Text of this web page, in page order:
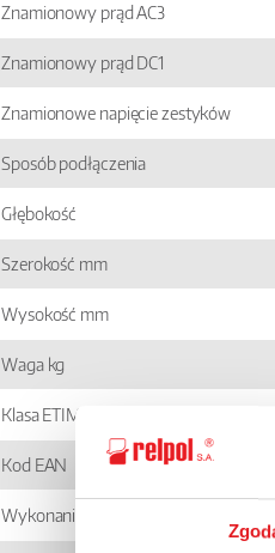
Znamionowy prąd AC3
Znamionowy prąd DC1
Znamionowe napięcie zestyków
Sposób podłączenia
Głębokość
Szerokość mm
Wysokość mm
Waga kg
Klasa ETIM
Kod EAN
Wykonanie